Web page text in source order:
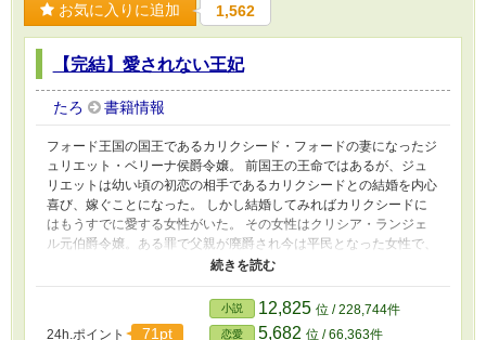
お気に入りに追加 1,562
【完結】愛されない王妃
たろ 書籍情報
フォード王国の国王であるカリクシード・フォードの妻になったジ
ュリエット・ベリーナ侯爵令嬢。 前国王の王命ではあるが、ジュ
リエットは幼い頃の初恋の相手であるカリクシードとの結婚を内心
喜び、嫁ぐことになった。 しかし結婚してみればカリクシードに
はもうすでに愛する女性がいた。 その女性はクリシア・ランジェ
ル元伯爵令嬢。ある罪で父親が廃爵され今は平民となった女性で、
カリクシードと結婚することは叶わず、父である前国王がジュリエ
ットとの結婚を強引に勧めたのだった。 そしてすぐにハワー帝国
に正妃であるジュリエットがカリクシードの妹のマリーナの代わり
に人質として行くことになった。 皇帝であるベルナンドは聡明で
24h.ポイント 71pt
小説 12,825 位 / 228,744件
恋愛 5,682 位 / 66,363件